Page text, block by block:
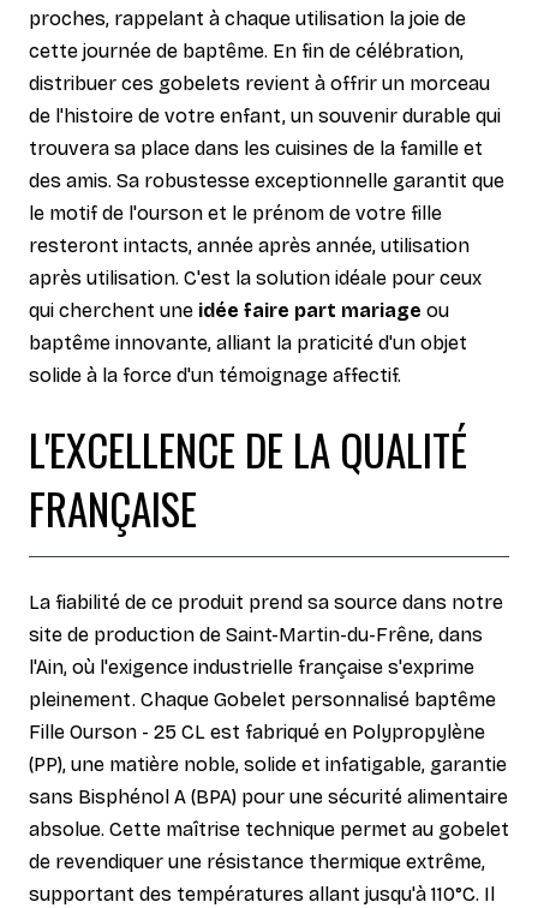
proches, rappelant à chaque utilisation la joie de
cette journée de baptême. En fin de célébration,
distribuer ces gobelets revient à offrir un morceau
de l'histoire de votre enfant, un souvenir durable qui
trouvera sa place dans les cuisines de la famille et
des amis. Sa robustesse exceptionnelle garantit que
le motif de l'ourson et le prénom de votre fille
resteront intacts, année après année, utilisation
après utilisation. C'est la solution idéale pour ceux
qui cherchent une idée faire part mariage ou
baptême innovante, alliant la praticité d'un objet
solide à la force d'un témoignage affectif.
L'EXCELLENCE DE LA QUALITÉ
FRANÇAISE
La fiabilité de ce produit prend sa source dans notre
site de production de Saint-Martin-du-Frêne, dans
l'Ain, où l'exigence industrielle française s'exprime
pleinement. Chaque Gobelet personnalisé baptême
Fille Ourson - 25 CL est fabriqué en Polypropylène
(PP), une matière noble, solide et infatigable, garantie
sans Bisphénol A (BPA) pour une sécurité alimentaire
absolue. Cette maîtrise technique permet au gobelet
de revendiquer une résistance thermique extrême,
supportant des températures allant jusqu'à 110°C. Il